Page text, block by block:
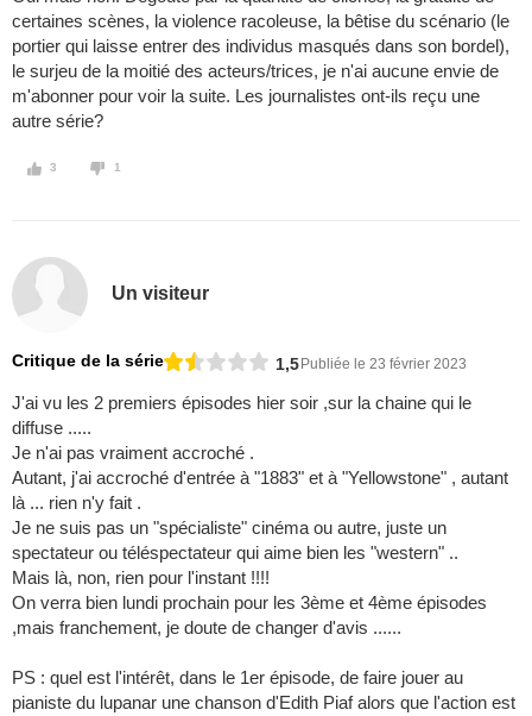
certaines scènes, la violence racoleuse, la bêtise du scénario (le
portier qui laisse entrer des individus masqués dans son bordel),
le surjeu de la moitié des acteurs/trices, je n'ai aucune envie de
m'abonner pour voir la suite. Les journalistes ont-ils reçu une
autre série?
3 1
Un visiteur
Critique de la série 1,5Publiée le 23 février 2023
J'ai vu les 2 premiers épisodes hier soir ,sur la chaine qui le
diffuse .....
Je n'ai pas vraiment accroché .
Autant, j'ai accroché d'entrée à "1883" et à "Yellowstone" , autant
là ... rien n'y fait .
Je ne suis pas un "spécialiste" cinéma ou autre, juste un
spectateur ou téléspectateur qui aime bien les "western" ..
Mais là, non, rien pour l'instant !!!!
On verra bien lundi prochain pour les 3ème et 4ème épisodes
,mais franchement, je doute de changer d'avis ......
PS : quel est l'intérêt, dans le 1er épisode, de faire jouer au
pianiste du lupanar une chanson d'Edith Piaf alors que l'action est